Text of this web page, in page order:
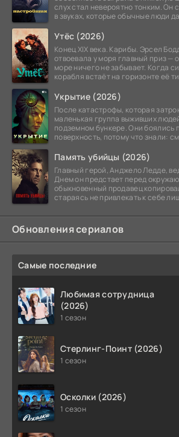
слух стал невероятно тонким. Он
в звуках, которые обычные люди
Утёс (2026)
Конец XIX века. Карибы. Эрсел
отвоевала у моря главный приз —
море ничего не забывает. Когда
корабля встаёт на горизонте её
Укрытие (2026)
После катастрофы, которая
маленькая группа выживших
подземном бункере. Они боялись
поверхность, потому что знали:
Память убийцы (2026)
Главный герой, Анджело Ледде,
Днем он предстает перед
обыкновенный продавец
стараясь не привлекать к себе
Обновления сериалов
Самые последние
Любимая сотрудница
(2026)
1 сезон
Стерлинг-Поинт (2026)
1 сезон
Осколки (2026)
1 сезон